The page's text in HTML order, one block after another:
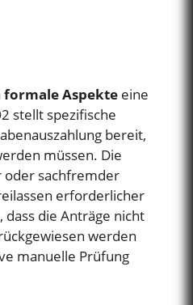
formale Aspekte eine
stellt spezifische
bereit,
müssen. Die
sachfremder
erforderlicher
die Anträge nicht
werden
manuelle Prüfung